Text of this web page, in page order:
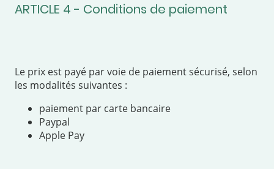
ARTICLE 4 - Conditions de paiement
Le prix est payé par voie de paiement sécurisé, selon
les modalités suivantes :
paiement par carte bancaire
Paypal
Apple Pay